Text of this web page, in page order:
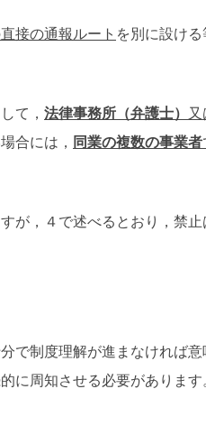
接の通報ルート を別に設ける
て， 法律事務所（弁護士） 又
合には， 同業の複数の事業者
，４で述べるとおり，禁止
制度理解が進まなければ
に周知させる必要があります